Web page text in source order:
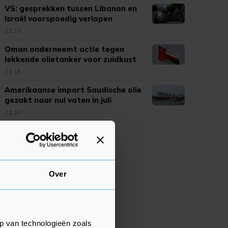
Over
van technologieën zoals
VS: gesprekken tussen Libanon en
Israël voorspoedig verlopen
21:28
Oman onderneemt actie tegen
lekkende olietanker voor zuidkust
21:18
Amerikaanse import Saudische olie
gezakt naar nul vaten in juli
21:10